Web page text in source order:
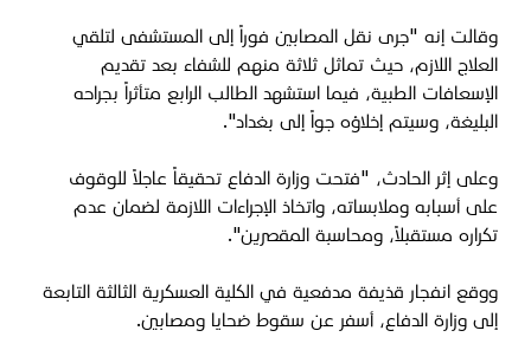
وقالت إنه "جرى نقل المصابين فوراً إلى المستشفى لتلقي
العلاج اللازم، حيث تماثل ثلاثة منهم للشفاء بعد تقديم
الإسعافات الطبية، فيما استشهد الطالب الرابع متأثراً بجراحه
البليغة، وسيتم إخلاؤه جواً إلى بغداد".
وعلى إثر الحادث، "فتحت وزارة الدفاع تحقيقاً عاجلاً للوقوف
على أسبابه وملابساته، واتخاذ الإجراءات اللازمة لضمان عدم
تكراره مستقبلاً، ومحاسبة المقصرين".
ووقع انفجار قذيفة مدفعية في الكلية العسكرية الثالثة التابعة
إلى وزارة الدفاع، أسفر عن سقوط ضحايا ومصابين.